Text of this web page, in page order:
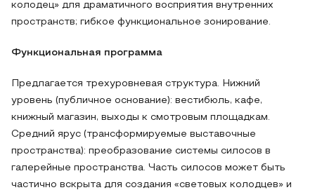
колодец» для драматичного восприятия внутренних
пространств; гибкое функциональное зонирование.
Функциональная программа
Предлагается трехуровневая структура. Нижний
уровень (публичное основание): вестибюль, кафе,
книжный магазин, выходы к смотровым площадкам.
Средний ярус (трансформируемые выставочные
пространства): преобразование системы силосов в
галерейные пространства. Часть силосов может быть
частично вскрыта для создания «световых колодцев» и